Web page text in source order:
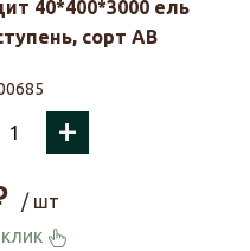
40*400*3000 ель
сорт АВ
+
/ шт